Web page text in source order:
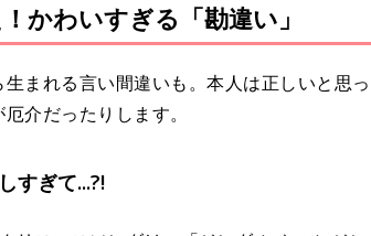
かわいすぎる「勘違い」
まれる言い間違いも。本人は正しいと思
介だったりします。
すぎて...?!